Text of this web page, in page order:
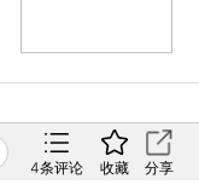
4条评论 收藏 分享